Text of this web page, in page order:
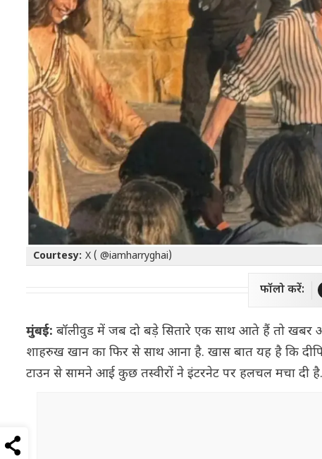
Courtesy: X ( @iamharryghai)
फॉलो करें:
मुंबई: बॉलीवुड में जब दो बड़े सितारे एक साथ आते हैं तो खबर
शाहरुख खान का फिर से साथ आना है. खास बात यह है कि
टाउन से सामने आई कुछ तस्वीरों ने इंटरनेट पर हलचल मचा दी है.